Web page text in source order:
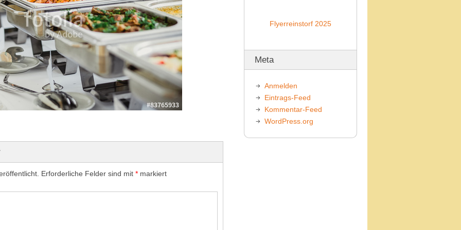
Erforderliche Felder sind mit * markiert
Flyerreinstorf 2025
Meta
Anmelden
Eintrags-Feed
Kommentar-Feed
WordPress.org